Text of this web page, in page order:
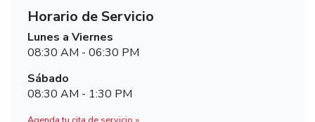
Horario de Servicio
Lunes a Viernes
08:30 AM - 06:30 PM
Sábado
08:30 AM - 1:30 PM